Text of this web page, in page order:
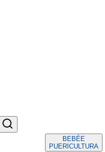
BEBÉE
PUERICULTURA